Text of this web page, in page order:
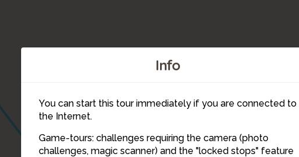
Info
You can start this tour immediately if you are connected to
the Internet.
Game-tours: challenges requiring the camera (photo
challenges, magic scanner) and the "locked stops" feature
6